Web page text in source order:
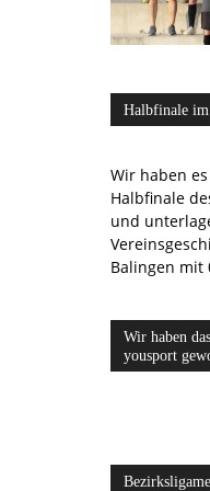
Halbfinale
Wir haben
Halbfinale
und
Balingen mit
Wir haben
yousport